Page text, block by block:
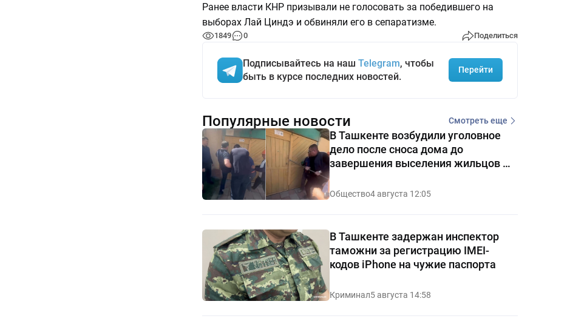
Ранее власти КНР призывали не голосовать за победившего на
выборах Лай Циндэ и обвиняли его в сепаратизме.
1849 0 Поделиться
Подписывайтесь на наш Telegram, чтобы
быть в курсе последних новостей.
Перейти
Популярные новости Смотреть еще
В Ташкенте возбудили уголовное
дело после сноса дома до
завершения выселения жильцов —
видео
Общество4 августа 12:05
В Ташкенте задержан инспектор
таможни за регистрацию IMEI-
кодов iPhone на чужие паспорта
Криминал5 августа 14:58